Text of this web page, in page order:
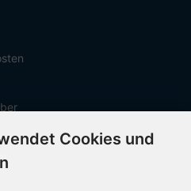
Cookies und